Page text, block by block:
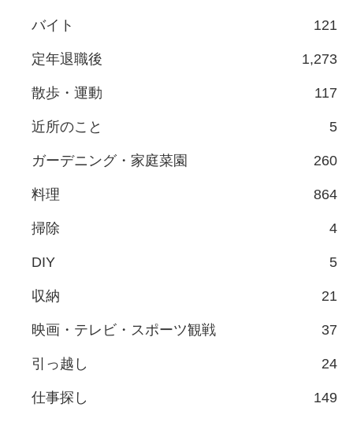
バイト 121
定年退職後 1,273
散歩・運動 117
近所のこと 5
ガーデニング・家庭菜園 260
料理 864
掃除 4
DIY 5
収納 21
映画・テレビ・スポーツ観戦 37
引っ越し 24
仕事探し 149